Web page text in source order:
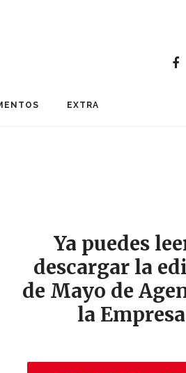
EXTRA
Ya puedes
descargar la
de Mayo de
la Empresa